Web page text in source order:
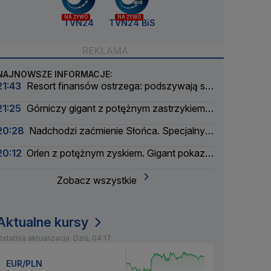
NA ŻYWO
TVN24
NA ŻYWO
TVN24 BiS
INFORMACJE:
Resort finansów ostrzega: podszywają się
Górniczy gigant z potężnym zastrzykiem
Nadchodzi zaćmienie Słońca. Specjalny
Orlen z potężnym zyskiem. Gigant pokazał
Zobacz wszystkie
kursy
aktualizacja: Dziś, 04:17
EUR/PLN